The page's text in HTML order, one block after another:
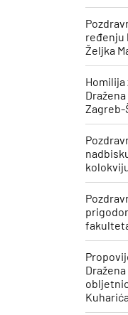
ređenju
Željka
Homilija
Zagreb-
Kuharića